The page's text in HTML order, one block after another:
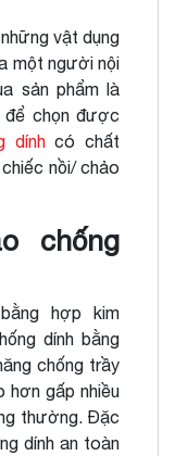
vật dụng
một người nội
sản phẩm là
để chọn được
dínhcó chất
nồi/ chảo
chống
hợp kim
dính bằng
chống trầy
gấp nhiều
thường. Đặc
dính an toàn